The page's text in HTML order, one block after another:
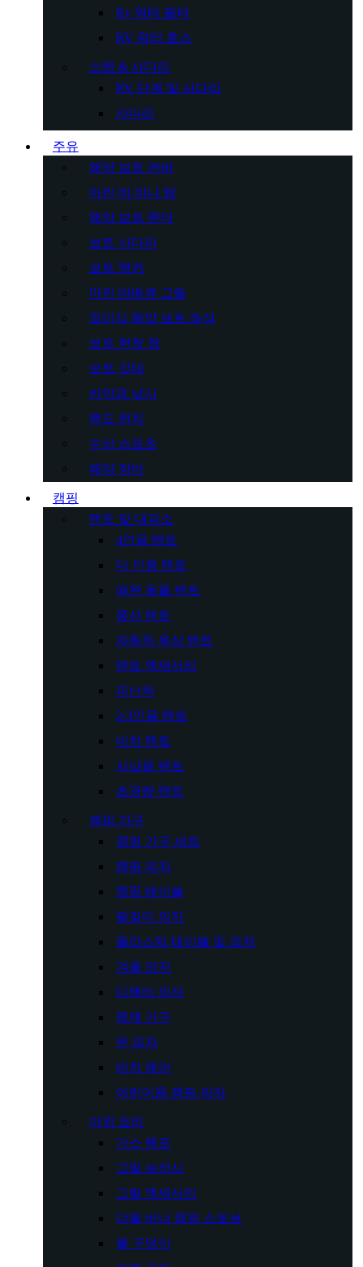
Rv 워터 필터
RV 워터 호스
스텝 & 사다리
RV 단계 및 사다리
사다리
주유
해양 보트 커버
마린 비 미니 탑
해양 보트 펜더
보트 사다리
보트 앵커
마린 바베큐 그릴
접이식 해양 보트 좌석
보트 현창 창
보트 깃대
카약과 낚시
핸드 윈치
수상 스포츠
해양 장비
캠핑
텐트 및 대피소
4인용 텐트
다 인용 텐트
애완 동물 텐트
풍선 텐트
자동차 옥상 텐트
텐트 액세서리
피난처
2-3인용 텐트
비치 텐트
사냥용 텐트
초경량 텐트
캠핑 가구
캠핑 가구 세트
캠핑 의자
캠핑 테이블
팔걸이 의자
플라스틱 테이블 및 의자
겨울 의자
디렉터 의자
목재 가구
문 의자
비치 체어
어린이용 캠핑 의자
야외 요리
가스 램프
그릴 브러시
그릴 액세서리
더블 버너 캠핑 스토브
불 구덩이